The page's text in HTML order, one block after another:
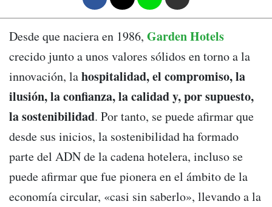
Desde que naciera en 1986, Garden Hotels
crecido junto a unos valores sólidos en torno a la
innovación, lahospitalidad, el compromiso, la
ilusión, la confianza, la calidad y, por supuesto,
la sostenibilidad. Por tanto, se puede afirmar que
desde sus inicios, la sostenibilidad ha formado
parte del ADN de la cadena hotelera, incluso se
puede afirmar que fue pionera en el ámbito de la
economía circular, «casi sin saberlo», llevando a la